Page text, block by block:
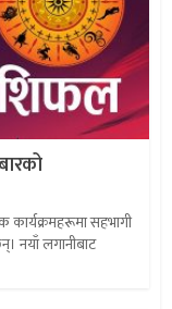
कार्यक्रमहरूमा सहभागी
नयाँ लगानीबाट